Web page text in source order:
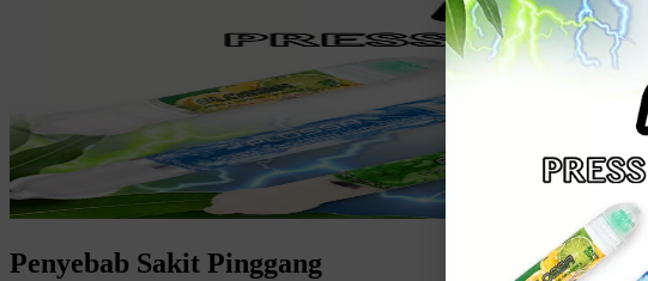
Penyebab Sakit Pinggang